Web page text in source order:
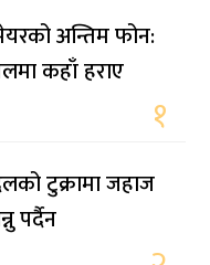
अन्तिम फोन:
कहाँ हराए
१
टुक्रामा जहाज
पर्दैन